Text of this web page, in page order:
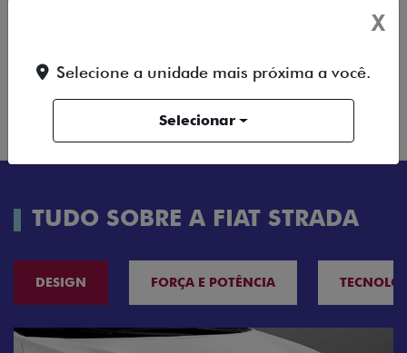
TUDO SOBRE A FIAT STRADA
DESIGN FORÇA E POTÊNCIA
X
Selecione a unidade mais próxima a você.
Selecionar